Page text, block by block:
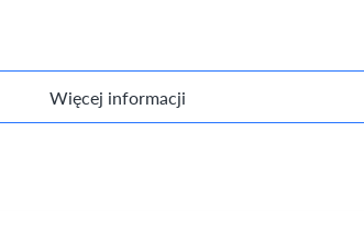
Więcej informacji